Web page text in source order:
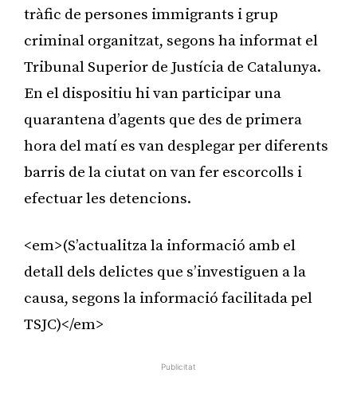
tràfic de persones immigrants i grup
criminal organitzat, segons ha informat el
Tribunal Superior de Justícia de Catalunya.
En el dispositiu hi van participar una
quarantena d’agents que des de primera
hora del matí es van desplegar per diferents
barris de la ciutat on van fer escorcolls i
efectuar les detencions.
<em>(S’actualitza la informació amb el
detall dels delictes que s’investiguen a la
causa, segons la informació facilitada pel
TSJC)</em>
Publicitat